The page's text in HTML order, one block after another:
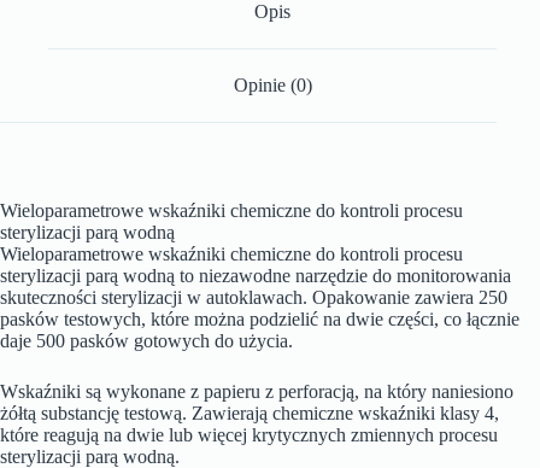
Opis
Opinie (0)
Wieloparametrowe wskaźniki chemiczne do kontroli procesu
sterylizacji parą wodną
Wieloparametrowe wskaźniki chemiczne do kontroli procesu
sterylizacji parą wodną to niezawodne narzędzie do monitorowania
skuteczności sterylizacji w autoklawach. Opakowanie zawiera 250
pasków testowych, które można podzielić na dwie części, co łącznie
daje 500 pasków gotowych do użycia.
Wskaźniki są wykonane z papieru z perforacją, na który naniesiono
żółtą substancję testową. Zawierają chemiczne wskaźniki klasy 4,
które reagują na dwie lub więcej krytycznych zmiennych procesu
sterylizacji parą wodną.